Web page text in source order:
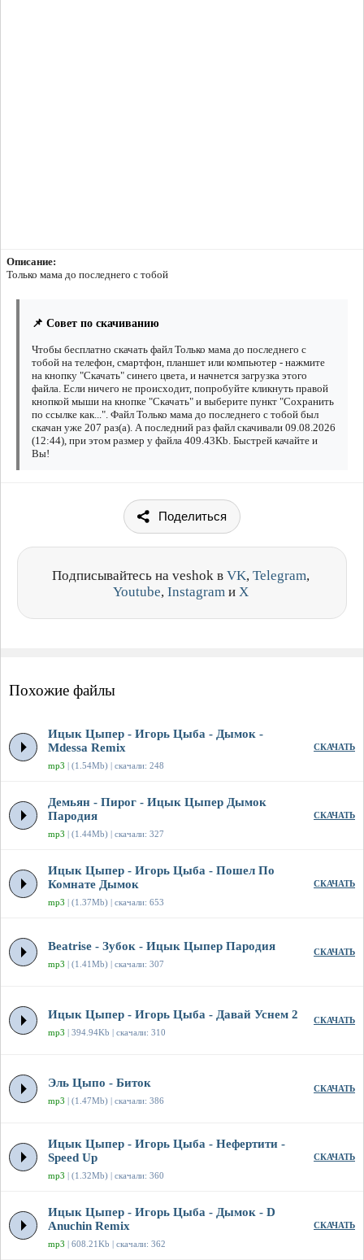
Описание:
Только мама до последнего с тобой
📌 Совет по скачиванию
Чтобы бесплатно скачать файл Только мама до последнего с
тобой на телефон, смартфон, планшет или компьютер - нажмите
на кнопку "Скачать" синего цвета, и начнется загрузка этого
файла. Если ничего не происходит, попробуйте кликнуть правой
кнопкой мыши на кнопке "Скачать" и выберите пункт "Сохранить
по ссылке как...". Файл Только мама до последнего с тобой был
скачан уже 207 раз(а). А последний раз файл скачивали 09.08.2026
(12:44), при этом размер у файла 409.43Kb. Быстрей качайте и
Вы!
Поделиться
Подписывайтесь на veshok в VK, Telegram,
Youtube, Instagram и X
Похожие файлы
Ицык Цыпер - Игорь Цыба - Дымок -
Mdessa Remix
mp3 | (1.54Mb) | скачали: 248
СКАЧАТЬ
Демьян - Пирог - Ицык Цыпер Дымок
Пародия
mp3 | (1.44Mb) | скачали: 327
СКАЧАТЬ
Ицык Цыпер - Игорь Цыба - Пошел По
Комнате Дымок
mp3 | (1.37Mb) | скачали: 653
СКАЧАТЬ
Beatrise - Зубок - Ицык Цыпер Пародия
mp3 | (1.41Mb) | скачали: 307
СКАЧАТЬ
Ицык Цыпер - Игорь Цыба - Давай Уснем 2
mp3 | 394.94Kb | скачали: 310
СКАЧАТЬ
Эль Цыпо - Биток
mp3 | (1.47Mb) | скачали: 386
СКАЧАТЬ
Ицык Цыпер - Игорь Цыба - Нефертити -
Speed Up
mp3 | (1.32Mb) | скачали: 360
СКАЧАТЬ
Ицык Цыпер - Игорь Цыба - Дымок - D
Anuchin Remix
mp3 | 608.21Kb | скачали: 362
СКАЧАТЬ